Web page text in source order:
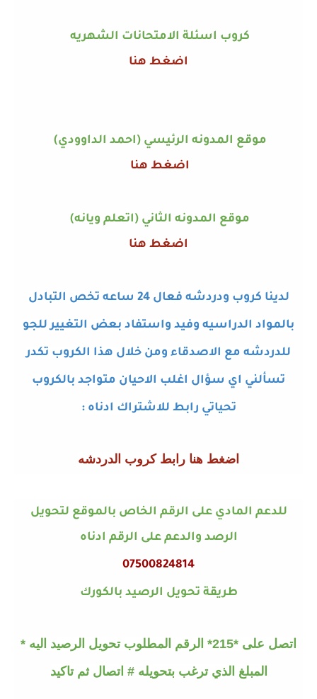
كروب اسئلة الامتحانات الشهريه
اضغط هنا
موقع المدونه الرئيسي (احمد الداوودي)
اضغط هنا
موقع المدونه الثاني (اتعلم ويانه)
اضغط هنا
لدينا كروب ودردشه فعال 24 ساعه تخص التبادل
بالمواد الدراسيه وفيد واستفاد بعض التغيير للجو
للدردشه مع الاصدقاء ومن خلال هذا الكروب تكدر
تسألني اي سؤال اغلب الاحيان متواجد بالكروب
تحياتي رابط للاشتراك ادناه:
اضغط هنا رابط كروب الدردشه
للدعم المادي على الرقم الخاص بالموقع لتحويل
الرصد والدعم على الرقم ادناه
07500824814
طريقة تحويل الرصيد بالكورك
اتصل على *215* الرقم المطلوب تحويل الرصيد اليه *
المبلغ الذي ترغب بتحويله # اتصال ثم تاكيد